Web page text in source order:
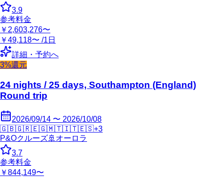
3.9
参考料金
￥2,603,276〜
￥49,118〜 /1日
詳細・予約へ
3%還元
24 nights / 25 days, Southampton (England)
Round trip
2026/09/14 〜 2026/10/08
🇬🇧🇬🇷🇪🇬🇲🇹🇮🇹🇪🇸+3
P&Oクルーズ🚢 オーロラ
3.7
参考料金
￥844,149〜